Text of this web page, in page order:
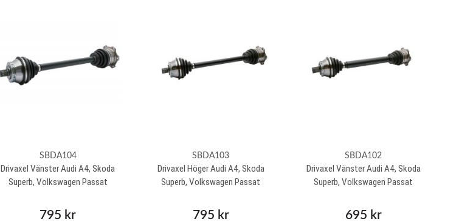
SBDA104
Drivaxel Vänster Audi A4, Skoda
Superb, Volkswagen Passat
795 kr
SBDA103
Drivaxel Höger Audi A4, Skoda
Superb, Volkswagen Passat
795 kr
SBDA102
Drivaxel Vänster Audi A4, Skoda
Superb, Volkswagen Passat
695 kr